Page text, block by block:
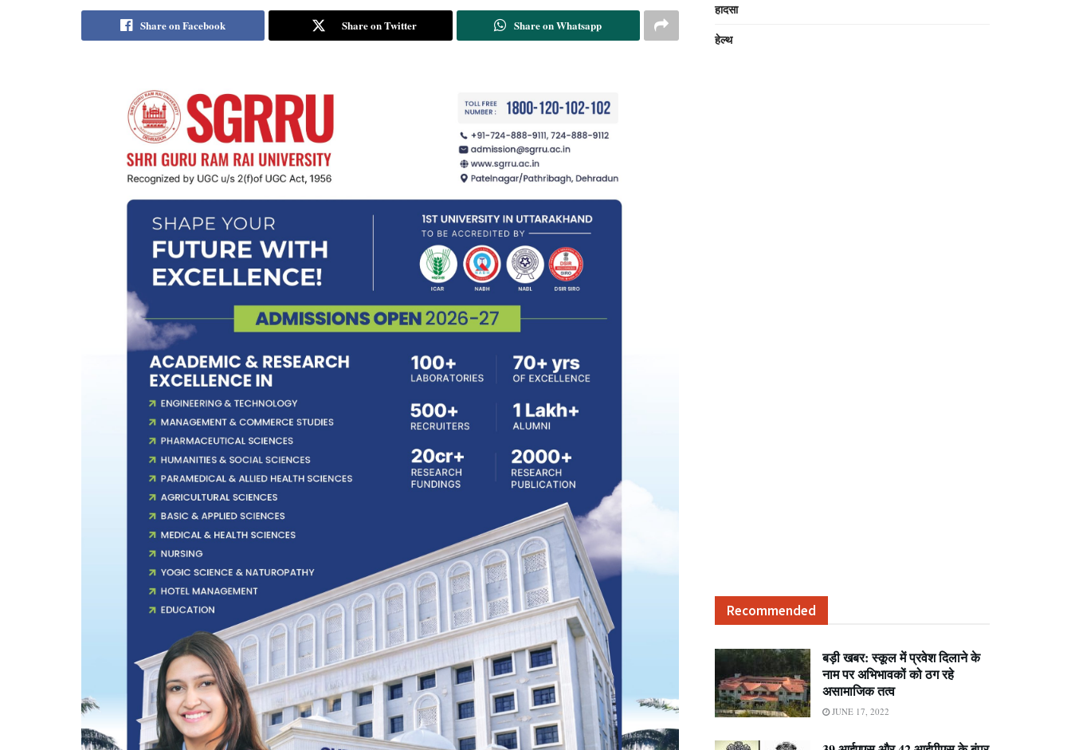
Share on Facebook Share on Twitter Share on Whatsapp
हादसा
हेल्थ
Recommended
बड़ी खबर: स्कूल में प्रवेश दिलाने के
नाम पर अभिभावकों को ठग रहे
असामाजिक तत्व
JUNE 17, 2022